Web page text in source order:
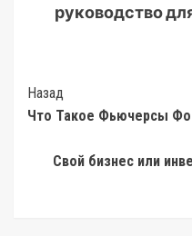
руководство
Post
Navigation
Назад
Что Такое Фьючерсы
Свой бизнес или